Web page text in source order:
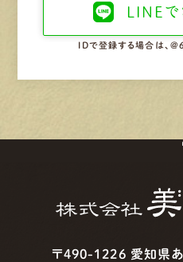
LINEで
IDで登録する場合は、
〒490-1226 愛知県